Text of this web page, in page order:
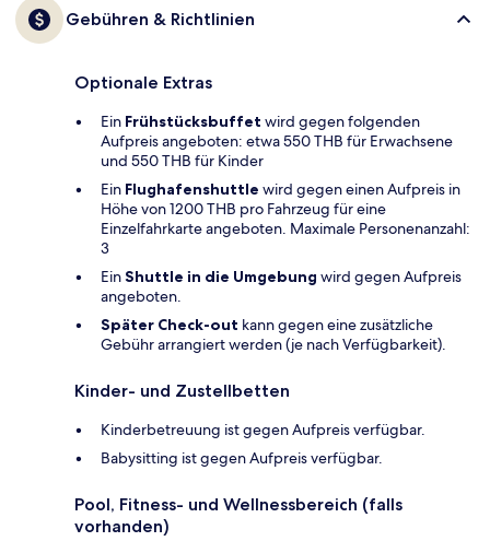
Gebühren & Richtlinien
Optionale Extras
Ein Frühstücksbuffet wird gegen folgenden
Aufpreis angeboten: etwa 550 THB für Erwachsene
und 550 THB für Kinder
Ein Flughafenshuttle wird gegen einen Aufpreis in
Höhe von 1200 THB pro Fahrzeug für eine
Einzelfahrkarte angeboten. Maximale Personenanzahl:
3
EinShuttle in die Umgebung wird gegen Aufpreis
angeboten.
Später Check-out kann gegen eine zusätzliche
Gebühr arrangiert werden (je nach Verfügbarkeit).
Kinder- und Zustellbetten
Kinderbetreuung ist gegen Aufpreis verfügbar.
Babysitting ist gegen Aufpreis verfügbar.
Pool, Fitness- und Wellnessbereich (falls
vorhanden)